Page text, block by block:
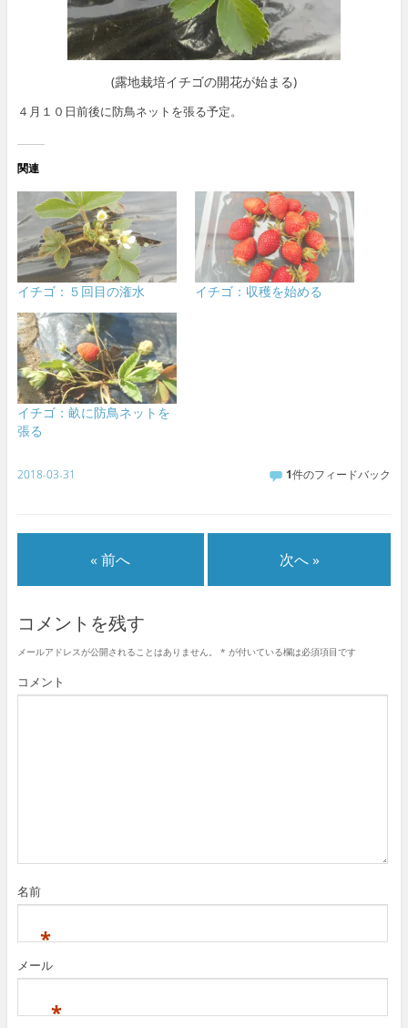
(露地栽培イチゴの開花が始まる)
４月１０日前後に防鳥ネットを張る予定。
関連
イチゴ：５回目の潅水 イチゴ：収穫を始める
イチゴ：畝に防鳥ネットを
張る
2018-03-31 1件のフィードバック
« 前へ 次へ »
コメントを残す
メールアドレスが公開されることはありません。 * が付いている欄は必須項目です
コメント
名前
*
メール
*